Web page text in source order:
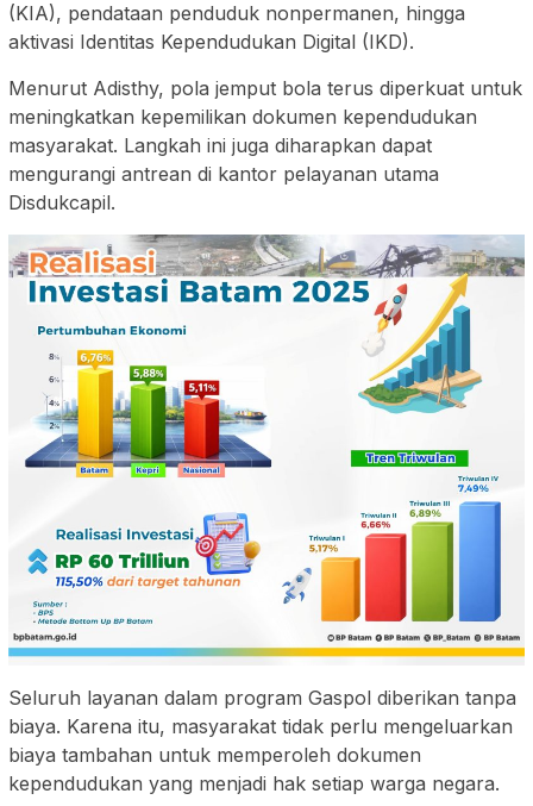
(KIA), pendataan penduduk nonpermanen, hingga
aktivasi Identitas Kependudukan Digital (IKD).
Menurut Adisthy, pola jemput bola terus diperkuat untuk
meningkatkan kepemilikan dokumen kependudukan
masyarakat. Langkah ini juga diharapkan dapat
mengurangi antrean di kantor pelayanan utama
Disdukcapil.
Seluruh layanan dalam program Gaspol diberikan tanpa
biaya. Karena itu, masyarakat tidak perlu mengeluarkan
biaya tambahan untuk memperoleh dokumen
kependudukan yang menjadi hak setiap warga negara.